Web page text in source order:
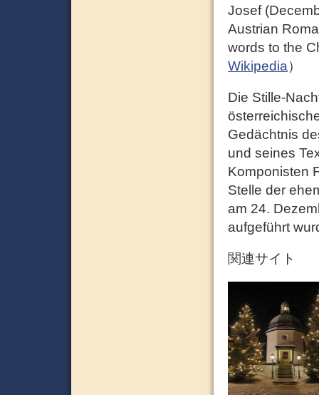
Josef
Austrian
words to the
Wikipedia）
Die Stille-
Gedächtnis
und seines
Komponisten
Stelle der
am 24.
aufgeführt
関連サイト